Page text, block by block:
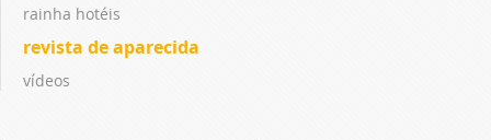
rainha hotéis
revista de aparecida
vídeos